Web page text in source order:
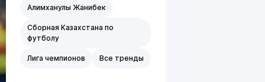
Алимханулы Жанибек
Сборная Казахстана по
футболу
Лига чемпионов Все тренды